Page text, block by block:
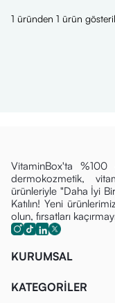
1 üründen 1 ürün
VitaminBox'ta
dermokozmetik,
ürünleriyle "Daha İyi
Katılın! Yeni
olun, fırsatları
KURUMSAL
KATEGORİLER